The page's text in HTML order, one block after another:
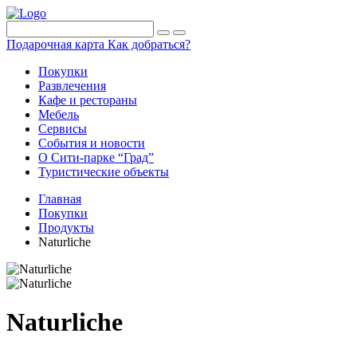
Подарочная карта Как добраться?
Покупки
Развлечения
Кафе и рестораны
Мебель
Сервисы
События и новости
О Сити-парке “Град”
Туристические объекты
Главная
Покупки
Продукты
Naturliche
Naturliche